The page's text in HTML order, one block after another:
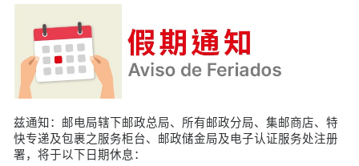
兹通知：邮电局辖下邮政总局、所有邮政分局、集邮商店、特
快专递及包裹之服务柜台、邮政储金局及电子认证服务处注册
署，将于以下日期休息：